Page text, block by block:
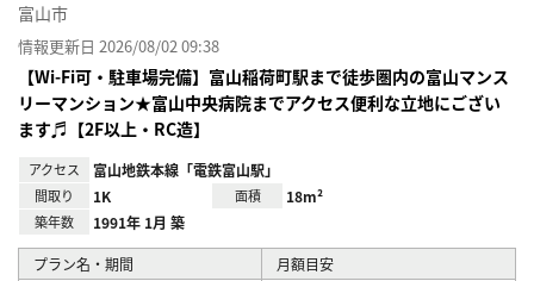
富山市
情報更新日 2026/08/02 09:38
【Wi-Fi可・駐車場完備】富山稲荷町駅まで徒歩圏内の富山マンス
リーマンション★富山中央病院までアクセス便利な立地にござい
ます♬【2F以上・RC造】
アクセス 富山地鉄本線「電鉄富山駅」
間取り 1K 面積 18m²
築年数 1991年 1月 築
プラン名・期間 月額目安